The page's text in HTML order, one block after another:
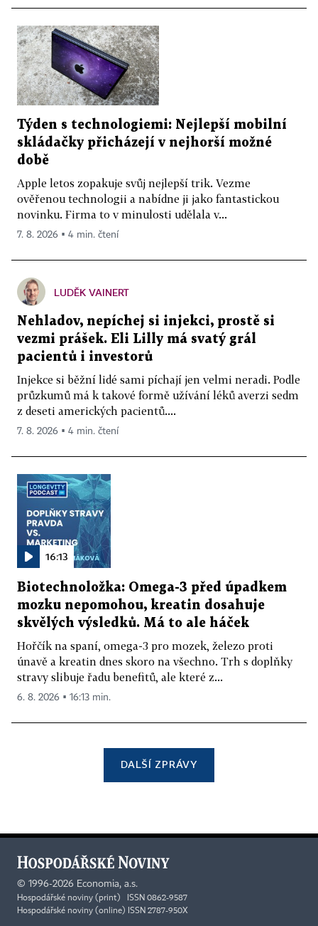
Týden s technologiemi: Nejlepší mobilní
skládačky přicházejí v nejhorší možné
době
Apple letos zopakuje svůj nejlepší trik. Vezme
ověřenou technologii a nabídne ji jako fantastickou
novinku. Firma to v minulosti udělala v...
7. 8. 2026 ▪ 4 min. čtení
LUDĚK VAINERT
Nehladov, nepíchej si injekci, prostě si
vezmi prášek. Eli Lilly má svatý grál
pacientů i investorů
Injekce si běžní lidé sami píchají jen velmi neradi. Podle
průzkumů má k takové formě užívání léků averzi sedm
z deseti amerických pacientů....
7. 8. 2026 ▪ 4 min. čtení
16:13
Biotechnoložka: Omega-3 před úpadkem
mozku nepomohou, kreatin dosahuje
skvělých výsledků. Má to ale háček
Hořčík na spaní, omega-3 pro mozek, železo proti
únavě a kreatin dnes skoro na všechno. Trh s doplňky
stravy slibuje řadu benefitů, ale které z...
6. 8. 2026 ▪ 16:13 min.
DALŠÍ ZPRÁVY
© 1996-2026 Economia, a.s.
Hospodářské noviny (print) ISSN 0862-9587
Hospodářské noviny (online) ISSN 2787-950X